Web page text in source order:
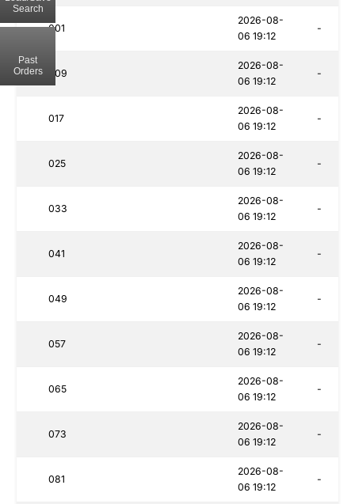
001
2026-08-
06 19:12
-
009
2026-08-
06 19:12
-
017
2026-08-
06 19:12
-
025
2026-08-
06 19:12
-
033
2026-08-
06 19:12
-
041
2026-08-
06 19:12
-
049
2026-08-
06 19:12
-
057
2026-08-
06 19:12
-
065
2026-08-
06 19:12
-
073
2026-08-
06 19:12
-
081
2026-08-
06 19:12
-
Search
Past
Orders